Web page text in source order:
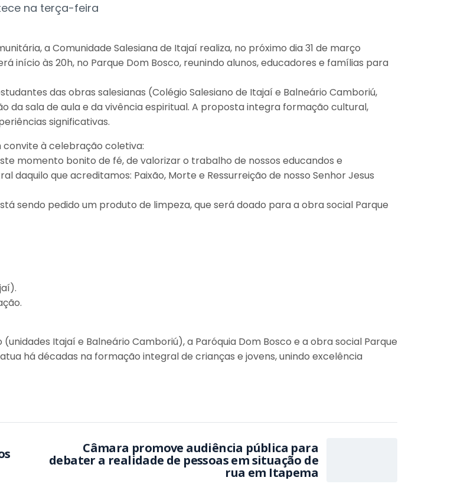
na terça-feira
a Comunidade Salesiana de Itajaí realiza, no próximo dia 31 de março
às 20h, no Parque Dom Bosco, reunindo alunos, educadores e famílias para
das obras salesianas (Colégio Salesiano de Itajaí e Balneário Camboriú,
da sala de aula e da vivência espiritual. A proposta integra formação cultural,
significativas.
convite à celebração coletiva:
momento bonito de fé, de valorizar o trabalho de nossos educandos e
que acreditamos: Paixão, Morte e Ressurreição de nosso Senhor Jesus
sendo pedido um produto de limpeza, que será doado para a obra social Parque
Itajaí e Balneário Camboriú), a Paróquia Dom Bosco e a obra social Parque
há décadas na formação integral de crianças e jovens, unindo excelência
Câmara promove audiência pública para
debater a realidade de pessoas em situação de
rua em Itapema